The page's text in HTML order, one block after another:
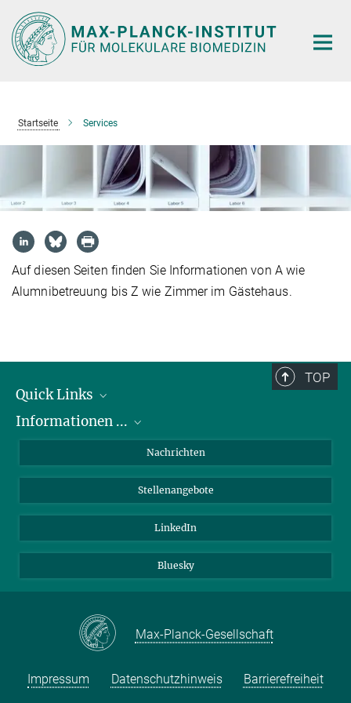
Hauptinhalt
Startseite Services
Auf diesen Seiten finden Sie Informationen von A wie
Alumnibetreuung bis Z wie Zimmer im Gästehaus.
TOP
Quick Links
Abteilungen
Verwaltung
Anfahrt
Informationen ...
zum PhD Programm
zu Praktika
für Patienten
für Schüler:innen und Lehrer:innen
Nachrichten
Stellenangebote
LinkedIn
Bluesky
Max-Planck-Gesellschaft
Impressum Datenschutzhinweis Barrierefreiheit